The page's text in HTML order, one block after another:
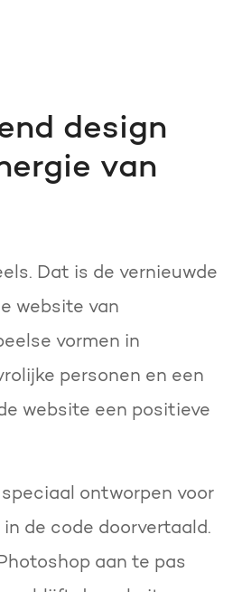
design
van
Dat is de vernieuwde
website van
vormen in
personen en een
website een positieve
ontworpen voor
de code doorvertaald.
aan te pas